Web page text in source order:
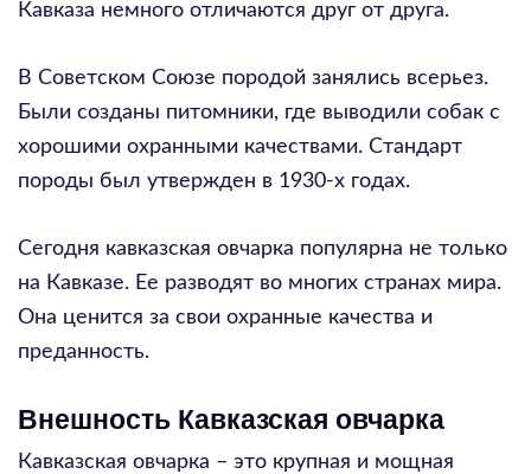
Кавказа немного отличаются друг от друга.
В Советском Союзе породой занялись всерьез.
Были созданы питомники, где выводили собак с
хорошими охранными качествами. Стандарт
породы был утвержден в 1930-х годах.
Сегодня кавказская овчарка популярна не только
на Кавказе. Ее разводят во многих странах мира.
Она ценится за свои охранные качества и
преданность.
Внешность Кавказская овчарка
Кавказская овчарка – это крупная и мощная